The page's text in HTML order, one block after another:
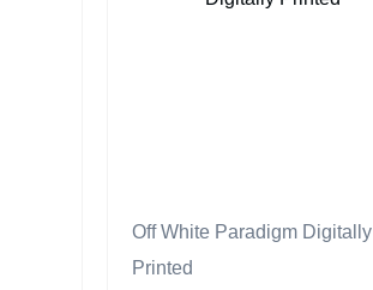
Off White Paradigm Digitally
Printed